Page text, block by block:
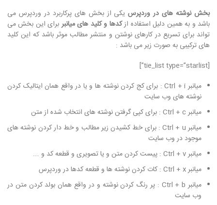
بخش نوشته های در وردپرسیکی از بخش های پرکاربرد در وردپرس می
باشد و به همین دلیل استفاده ازکدها و کلید های میانبربرای این بخش می
تواند برای تسریع در کارهای نوشتن و منتشر مطالب موثر باشد که این کلید
های ترکیبی به صورت زیر می باشد :
[tie_list type=”starlist”]
میانبر Ctrl + i : برای کج کردن نوشته ها و یا در واقع همان ایتالیک کردن
نوشته های وب سایت
میانبر Ctrl + c : برای کپی گرفتن نوشته های انتخاب شده از متن
میانبر Ctrl + u : برای خط کشیدن زیر مطالب و خط دار کردن نوشته های
موجود در وب سایت
میانبر Ctrl + v : پیست کردن متن و یا تصویری و قطعه کد و ….
میانبر Ctrl + x : کات کردن نوشته ها و قطعه کدها در وردپرس
میانبر Ctrl + b : پر رنگ کردن نوشته و در واقع همان بولد کردن متن در
وب سایت